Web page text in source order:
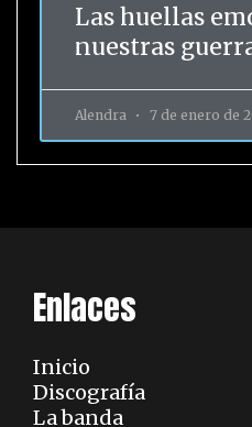
Las huellas
nuestras
Alendra 7 de enero de
Enlaces
Inicio
Discografía
La banda